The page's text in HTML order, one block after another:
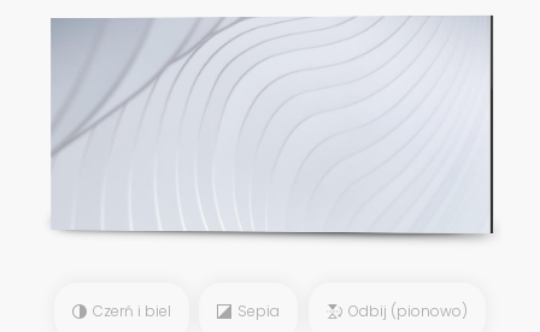
Czerń i biel Sepia Odbij (pionowo)